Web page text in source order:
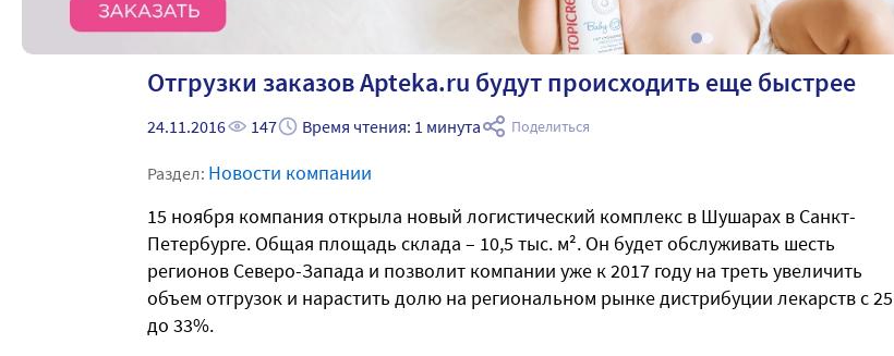
Отгрузки заказов Apteka.ru будут происходить еще быстрее
24.11.2016 147 Время чтения: 1 минута Поделиться
Раздел: Новости компании
15 ноября компания открыла новый логистический комплекс в Шушарах в Санкт-
Петербурге. Общая площадь склада – 10,5 тыс. м². Он будет обслуживать шесть
регионов Северо-Запада и позволит компании уже к 2017 году на треть увеличить
объем отгрузок и нарастить долю на региональном рынке дистрибуции лекарств с 25
до 33%.